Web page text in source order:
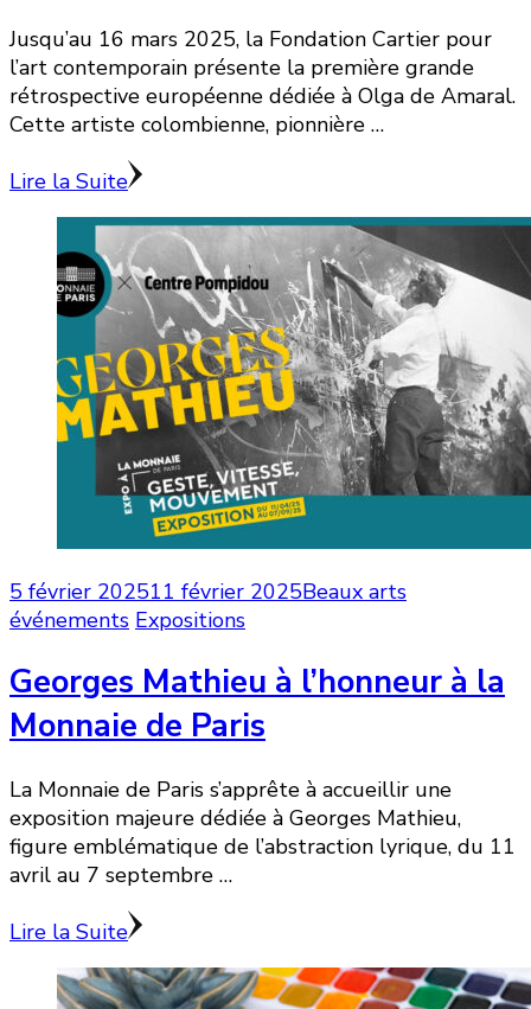
Jusqu’au 16 mars 2025, la Fondation Cartier pour
l’art contemporain présente la première grande
rétrospective européenne dédiée à Olga de Amaral.
Cette artiste colombienne, pionnière …
Lire la Suite
5 février 202511 février 2025Beaux arts
événements Expositions
Georges Mathieu à l’honneur à la
Monnaie de Paris
La Monnaie de Paris s’apprête à accueillir une
exposition majeure dédiée à Georges Mathieu,
figure emblématique de l’abstraction lyrique, du 11
avril au 7 septembre …
Lire la Suite